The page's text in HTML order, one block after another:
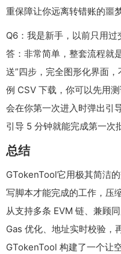
重保障让你远离转错账的噩梦
Q6：我是新手，以前只用
答：非常简单，整套流程
送”四步，完全图形化界面
例 CSV 下载，你可以先用
会在你第一次进入时弹出引
引导 5 分钟就能完成第一次
总结
GTokenTool它用极其简洁
写脚本才能完成的工作，压
从支持多条 EVM 链、兼顾
Gas 优化、地址实时校验，
GTokenTool 构建了一个让